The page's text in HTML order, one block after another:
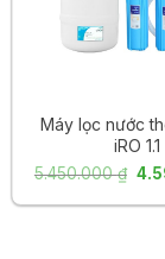
Máy lọc nước
iRO 1.1
5.450.000₫ Giá